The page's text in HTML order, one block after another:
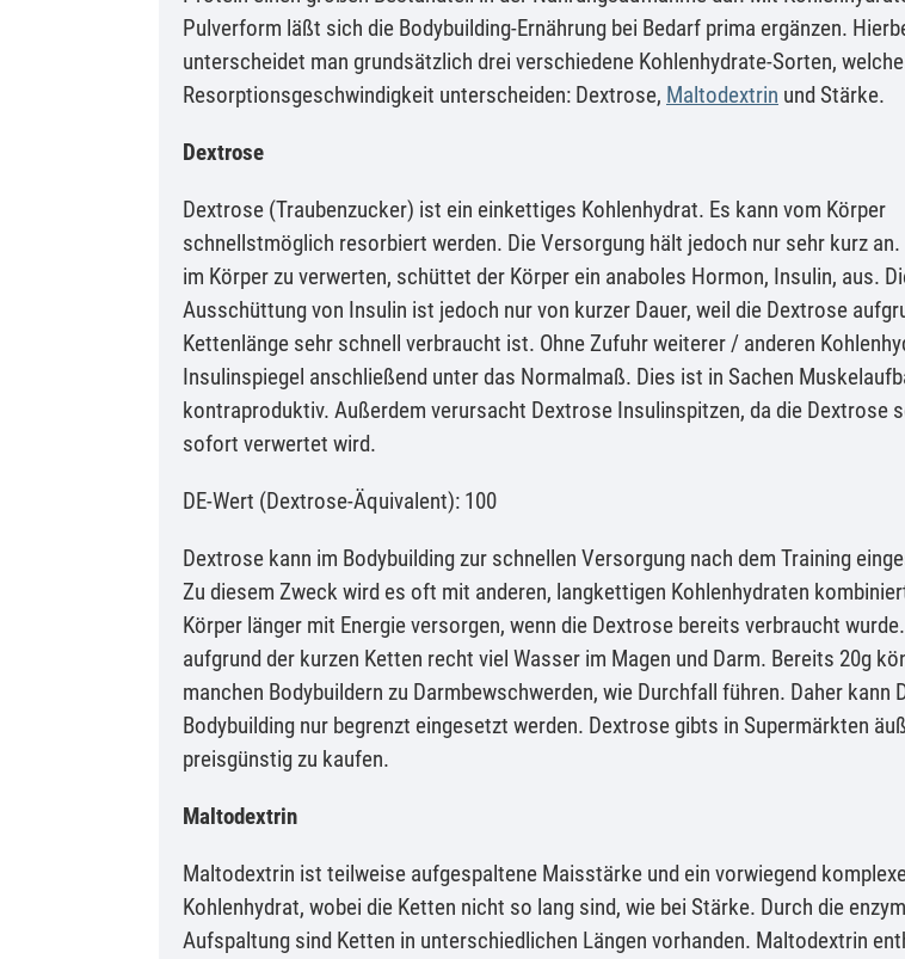
Pulverform läßt sich die Bodybuilding-Ernährung bei Bedarf prima ergänzen.
unterscheidet man grundsätzlich drei verschiedene Kohlenhydrate-Sorten,
Resorptionsgeschwindigkeit unterscheiden: Dextrose, Maltodextrin und Stärke.
Dextrose
Dextrose (Traubenzucker) ist ein einkettiges Kohlenhydrat. Es kann vom Körper
schnellstmöglich resorbiert werden. Die Versorgung hält jedoch nur sehr kurz
im Körper zu verwerten, schüttet der Körper ein anaboles Hormon, Insulin, aus.
Ausschüttung von Insulin ist jedoch nur von kurzer Dauer, weil die Dextrose
Kettenlänge sehr schnell verbraucht ist. Ohne Zufuhr weiterer / anderen
Insulinspiegel anschließend unter das Normalmaß. Dies ist in Sachen
kontraproduktiv. Außerdem verursacht Dextrose Insulinspitzen, da die Dextrose
sofort verwertet wird.
DE-Wert (Dextrose-Äquivalent): 100
Dextrose kann im Bodybuilding zur schnellen Versorgung nach dem Training
Zu diesem Zweck wird es oft mit anderen, langkettigen Kohlenhydraten
Körper länger mit Energie versorgen, wenn die Dextrose bereits verbraucht
aufgrund der kurzen Ketten recht viel Wasser im Magen und Darm. Bereits 20g
manchen Bodybuildern zu Darmbewschwerden, wie Durchfall führen. Daher kann
Bodybuilding nur begrenzt eingesetzt werden. Dextrose gibts in Supermärkten
preisgünstig zu kaufen.
Maltodextrin
Maltodextrin ist teilweise aufgespaltene Maisstärke und ein vorwiegend
Kohlenhydrat, wobei die Ketten nicht so lang sind, wie bei Stärke. Durch die
Aufspaltung sind Ketten in unterschiedlichen Längen vorhanden. Maltodextrin